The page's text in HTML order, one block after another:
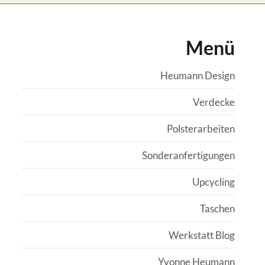
Menü
Heumann Design
Verdecke
Polsterarbeiten
Sonderanfertigungen
Upcycling
Taschen
Werkstatt Blog
Yvonne Heumann